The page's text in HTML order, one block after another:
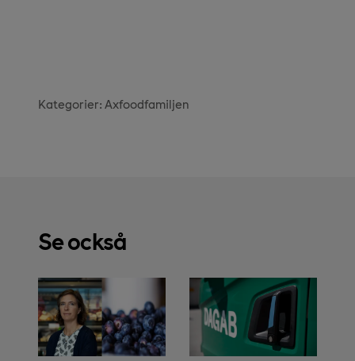
Kategorier: Axfoodfamiljen
Se också